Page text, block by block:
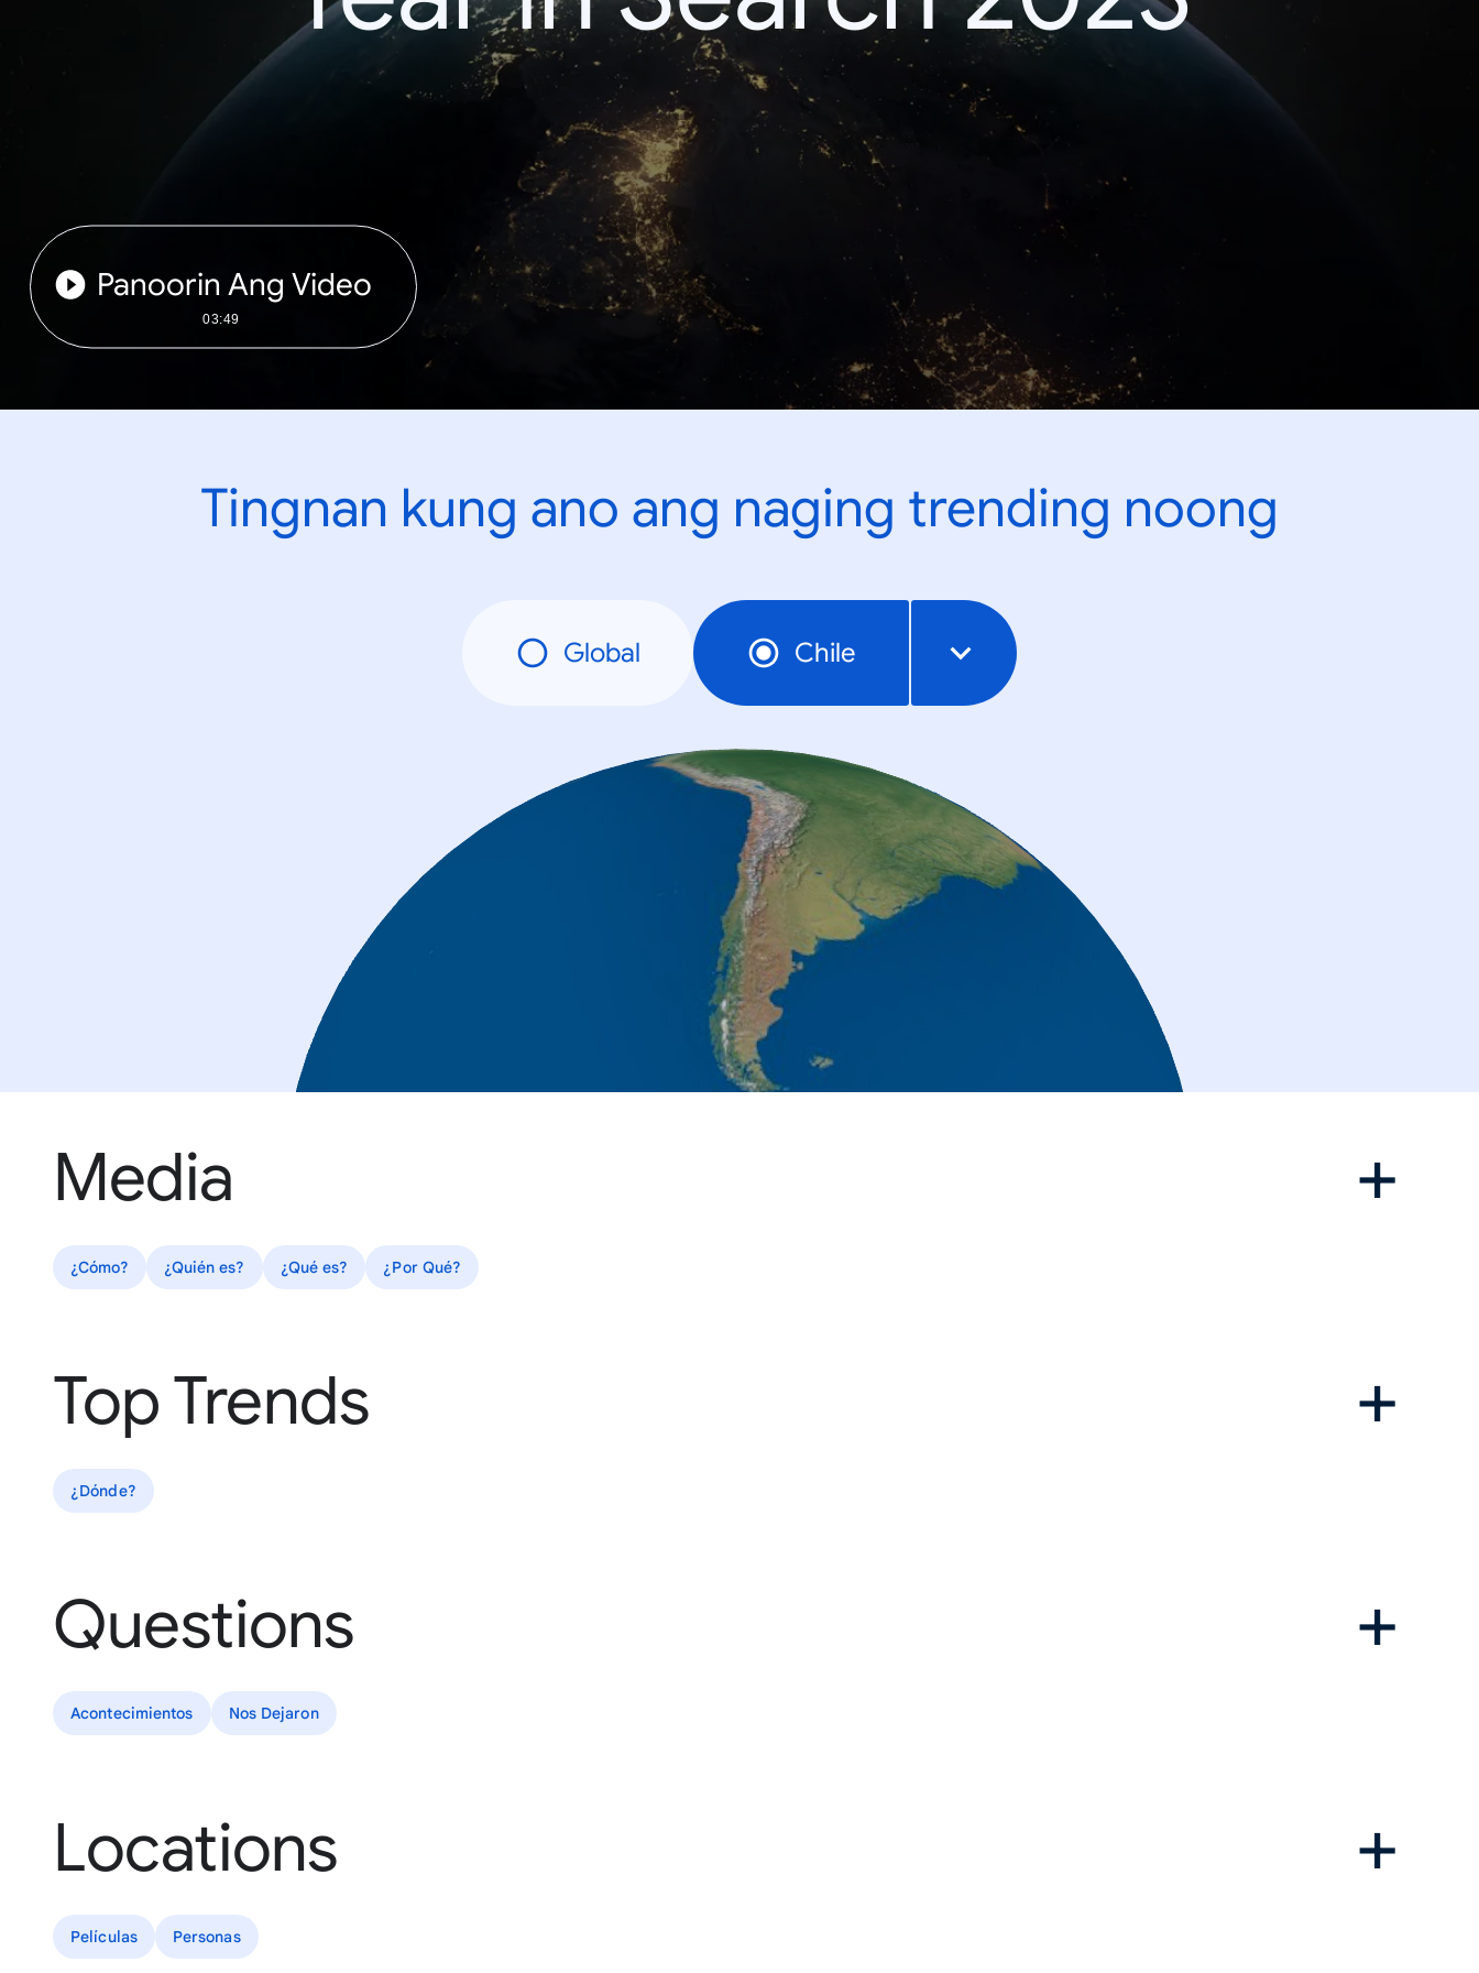
Panoorin Ang Video
03:49
Tingnan kung ano ang naging trending noong
Global Chile
Media
¿Cómo? ¿Quién es? ¿Qué es? ¿Por Qué?
Top Trends
¿Dónde?
Questions
Acontecimientos Nos Dejaron
Locations
Películas Personas